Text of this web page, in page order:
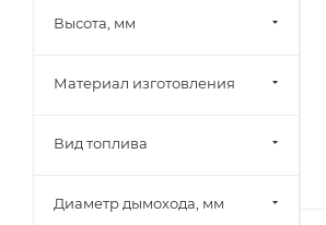
Высота, мм
Материал изготовления
Вид топлива
Диаметр дымохода, мм